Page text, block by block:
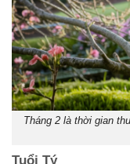
Tháng 2 là thời gian
Tuổi Tý